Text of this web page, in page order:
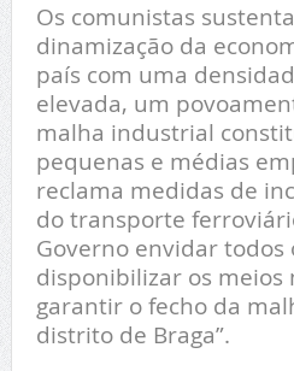
Os comunistas
dinamização da
país com uma
elevada, um
malha industrial
pequenas e médias
reclama medidas de
do transporte
Governo envidar todos
disponibilizar os meios
garantir o fecho da
distrito de Braga”.